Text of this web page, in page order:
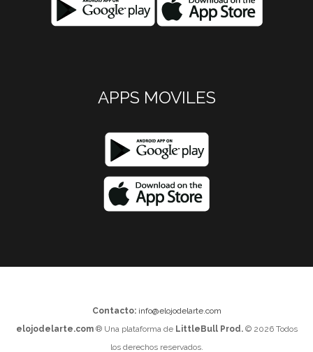
APPS MOVILES
Contacto: info@elojodelarte.com
elojodelarte.com® Una plataforma de LittleBull Prod.© 2026 Todos
los derechos reservados.